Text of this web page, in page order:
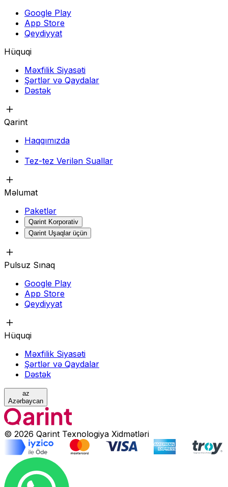
Google Play
App Store
Qeydiyyat
Hüquqi
Məxfilik Siyasəti
Şərtlər və Qaydalar
Dəstək
Qarint
Haqqımızda
Tez-tez Verilən Suallar
Məlumat
Paketlər
Qarint Korporativ
Qarint Uşaqlar üçün
Pulsuz Sınaq
Google Play
App Store
Qeydiyyat
Hüquqi
Məxfilik Siyasəti
Şərtlər və Qaydalar
Dəstək
az
Azərbaycan
© 2026 Qarint Texnologiya Xidmətləri